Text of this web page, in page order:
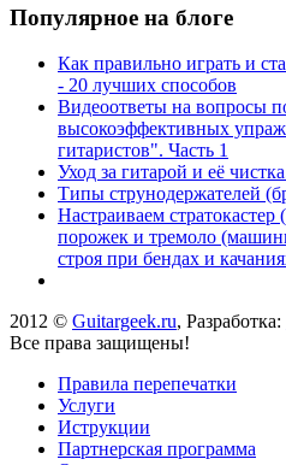
Популярное на блоге
Как правильно играть и
- 20 лучших способов
Видеоответы на вопросы
высокоэффективных
гитаристов". Часть 1
Уход за гитарой и её
Типы струнодержателей
Настраиваем стратокастер
порожек и тремоло
строя при бендах и
2012 © Guitargeek.ru, Разработка:
Все права защищены!
Правила перепечатки
Услуги
Иструкции
Партнерская программа